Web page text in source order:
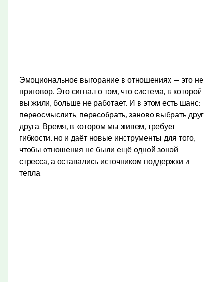
Эмоциональное выгорание в отношениях — это не
приговор. Это сигнал о том, что система, в которой
вы жили, больше не работает. И в этом есть шанс:
переосмыслить, пересобрать, заново выбрать друг
друга. Время, в котором мы живем, требует
гибкости, но и даёт новые инструменты для того,
чтобы отношения не были ещё одной зоной
стресса, а оставались источником поддержки и
тепла.